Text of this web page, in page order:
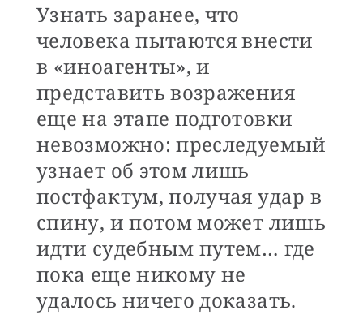
Узнать заранее, что
человека пытаются внести
в «иноагенты», и
представить возражения
еще на этапе подготовки
невозможно: преследуемый
узнает об этом лишь
постфактум, получая удар в
спину, и потом может лишь
идти судебным путем… где
пока еще никому не
удалось ничего доказать.